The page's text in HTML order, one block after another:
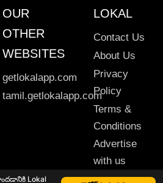
Lokal
OUR
OTHER
WEBSITES
getlokalapp.com
tamil.getlokalapp.com
LOKAL
Contact Us
About Us
Privacy
Policy
Terms &
Conditions
Advertise
with us
Sitemap